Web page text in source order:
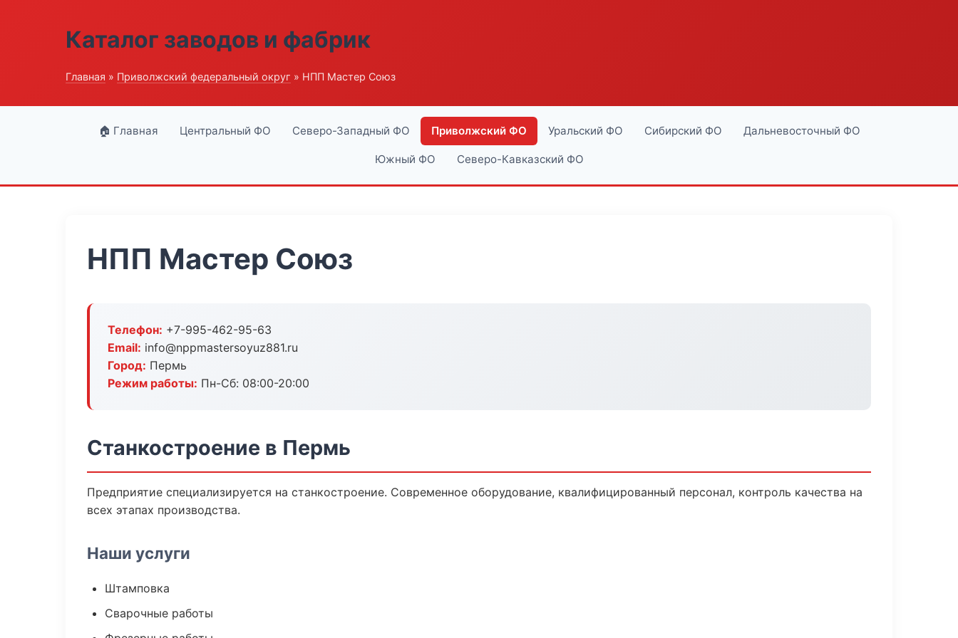
Каталог заводов и фабрик
Главная » Приволжский федеральный округ » НПП Мастер Союз
🏠 Главная Центральный ФО Северо-Западный ФО Приволжский ФО Уральский ФО Сибирский ФО Дальневосточный ФО
Южный ФО Северо-Кавказский ФО
НПП Мастер Союз
Телефон: +7-995-462-95-63
Email: info@nppmastersoyuz881.ru
Город: Пермь
Режим работы: Пн-Сб: 08:00-20:00
Станкостроение в Пермь
Предприятие специализируется на станкостроение. Современное оборудование, квалифицированный персонал, контроль качества на
всех этапах производства.
Наши услуги
Штамповка
Сварочные работы